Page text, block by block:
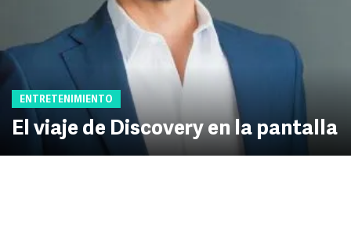
ENTRETENIMIENTO
El viaje de Discovery en la pantalla